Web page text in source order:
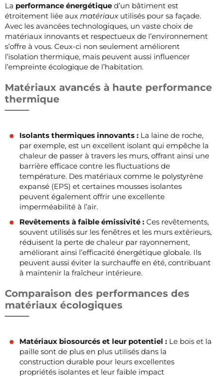
La performance énergétique d’un bâtiment est
étroitement liée aux matériaux utilisés pour sa façade.
Avec les avancées technologiques, un vaste choix de
matériaux innovants et respectueux de l’environnement
s’offre à vous. Ceux-ci non seulement améliorent
l’isolation thermique, mais peuvent aussi influencer
l’empreinte écologique de l’habitation.
Matériaux avancés à haute performance
thermique
Isolants thermiques innovants : La laine de roche,
par exemple, est un excellent isolant qui empêche la
chaleur de passer à travers les murs, offrant ainsi une
barrière efficace contre les fluctuations de
température. Des matériaux comme le polystyrène
expansé (EPS) et certaines mousses isolantes
peuvent également offrir une excellente
imperméabilité à l’air.
Revêtements à faible émissivité : Ces revêtements,
souvent utilisés sur les fenêtres et les murs extérieurs,
réduisent la perte de chaleur par rayonnement,
améliorant ainsi l’efficacité énergétique globale. Ils
peuvent aussi éviter la surchauffe en été, contribuant
à maintenir la fraîcheur intérieure.
Comparaison des performances des
matériaux écologiques
Matériaux biosourcés et leur potentiel : Le bois et la
paille sont de plus en plus utilisés dans la
construction durable pour leurs excellentes
propriétés isolantes et leur faible impact